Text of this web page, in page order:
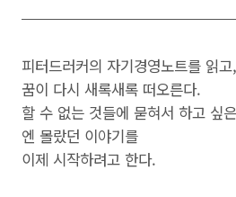
피터드러커의 자기경영노트를 읽
꿈이 다시 새록새록 떠오른다.
할 수 없는 것들에 묻혀서 하고 싶
엔 몰랐던 이야기를
이제 시작하려고 한다.